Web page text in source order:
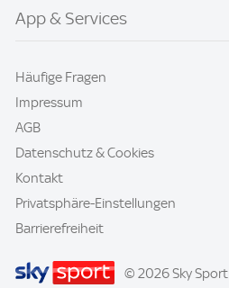
App & Services
Häufige Fragen
Impressum
AGB
Datenschutz & Cookies
Kontakt
Privatsphäre-Einstellungen
Barrierefreiheit
© 2026 Sky Sport